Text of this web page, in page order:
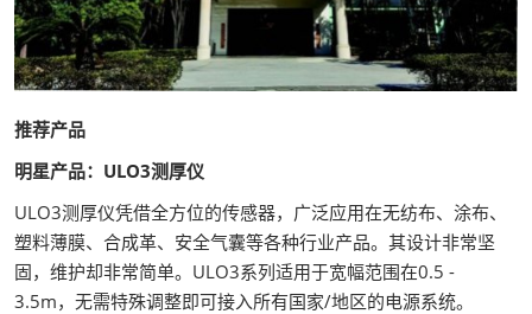
推荐产品
明星产品：ULO3测厚仪
ULO3测厚仪凭借全方位的传感器，广泛应用在无纺布、涂布、
塑料薄膜、合成革、安全气囊等各种行业产品。其设计非常坚
固，维护却非常简单。ULO3系列适用于宽幅范围在0.5 -
3.5m，无需特殊调整即可接入所有国家/地区的电源系统。